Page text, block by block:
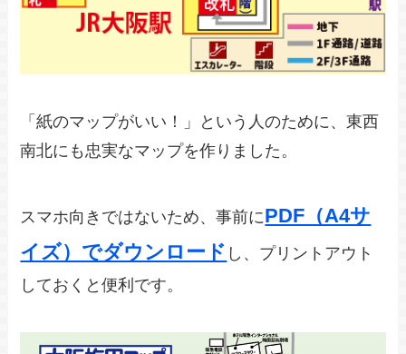
「紙のマップがいい！」という人のために、東西
南北にも忠実なマップを作りました。
スマホ向きではないため、事前にPDF（A4サ
イズ）でダウンロード し、プリントアウト
しておくと便利です。